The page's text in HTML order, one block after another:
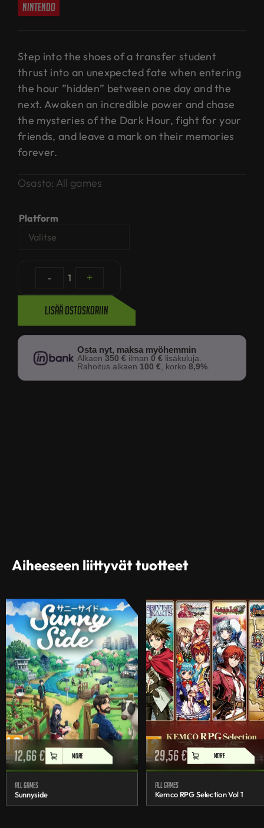
nintendo
Step into the shoes of a transfer student
thrust into an unexpected fate when entering
the hour ”hidden” between one day and the
next. Awaken an incredible power and chase
the mysteries of the Dark Hour, fight for your
friends, and leave a mark on their memories
forever.
Osasto: All games
Platform
- 1 +
Lisää ostoskoriin
Osta nyt, maksa myöhemmin
Alkaen350 € ilman0 € lisäkuluja.
Rahoitus alkaen 100 €, korko8,9%.
Aiheeseen liittyvät tuotteet
12,66€ MORE
All games
Sunnyside
29,56€ MORE
All games
Kemco RPG Selection Vol 1